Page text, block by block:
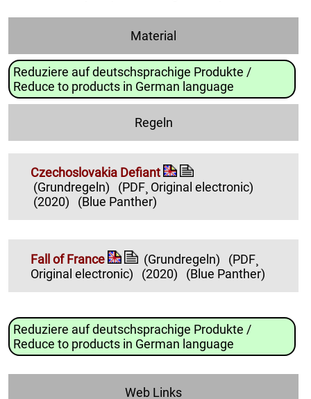
Material
Reduziere auf deutschsprachige Produkte /
Reduce to products in German language
Regeln
Czechoslovakia Defiant
(Grundregeln)
(PDF¸ Original electronic)
(2020)
(Blue Panther)
Fall of France (Grundregeln)
(PDF¸
Original electronic)
(2020) (Blue Panther)
Reduziere auf deutschsprachige Produkte /
Reduce to products in German language
Web Links